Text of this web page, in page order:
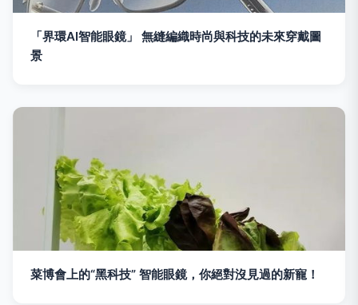
「界環AI智能眼鏡」 無縫編織時尚與科技的未來穿戴圖
景
菜博會上的“黑科技” 智能眼鏡，你絕對沒見過的新寵！